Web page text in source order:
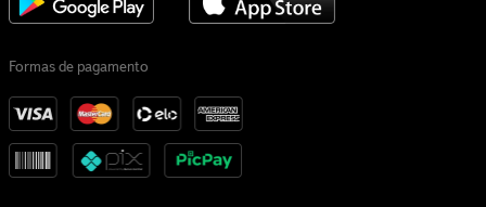
Formas de pagamento